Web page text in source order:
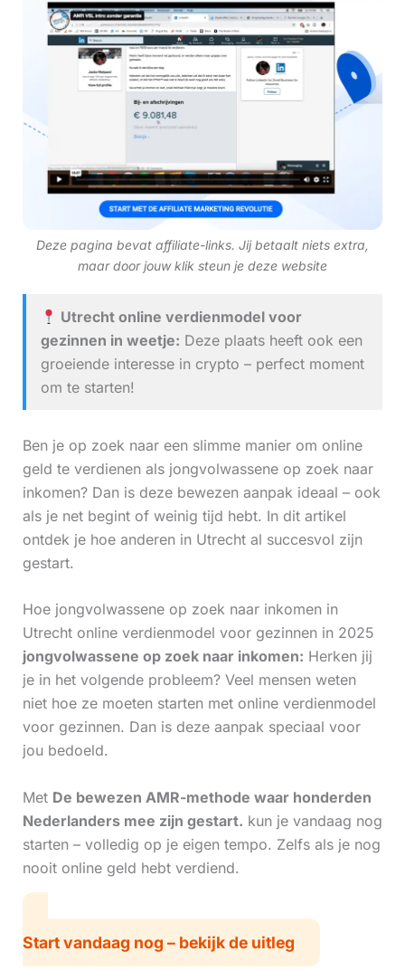
Deze pagina bevat affiliate-links. Jij betaalt niets extra,
maar door jouw klik steun je deze website
Utrecht online verdienmodel voor
gezinnen in weetje: Deze plaats heeft ook een
groeiende interesse in crypto – perfect moment
om te starten!
Ben je op zoek naar een slimme manier om online
geld te verdienen als jongvolwassene op zoek naar
inkomen? Dan is deze bewezen aanpak ideaal – ook
als je net begint of weinig tijd hebt. In dit artikel
ontdek je hoe anderen in Utrecht al succesvol zijn
gestart.
Hoe jongvolwassene op zoek naar inkomen in
Utrecht online verdienmodel voor gezinnen in 2025
jongvolwassene op zoek naar inkomen: Herken jij
je in het volgende probleem? Veel mensen weten
niet hoe ze moeten starten met online verdienmodel
voor gezinnen. Dan is deze aanpak speciaal voor
jou bedoeld.
Met De bewezen AMR-methode waar honderden
Nederlanders mee zijn gestart. kun je vandaag nog
starten – volledig op je eigen tempo. Zelfs als je nog
nooit online geld hebt verdiend.
Start vandaag nog – bekijk de uitleg